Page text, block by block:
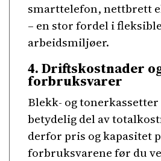
smarttelefon, nettbrett
– en stor fordel i fleksible
arbeidsmiljøer.
4. Driftskostnader
forbruksvarer
Blekk- og
betydelig del av
derfor pris og kapasitet
forbruksvarene før du